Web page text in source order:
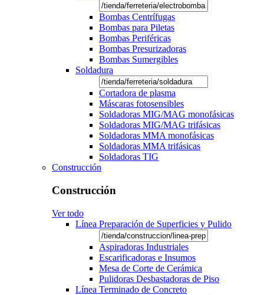
Bombas Centrífugas
Bombas para Piletas
Bombas Periféricas
Bombas Presurizadoras
Bombas Sumergibles
Soldadura
Cortadora de plasma
Máscaras fotosensibles
Soldadoras MIG/MAG monofásicas
Soldadoras MIG/MAG trifásicas
Soldadoras MMA monofásicas
Soldadoras MMA trifásicas
Soldadoras TIG
Construcción
Construcción
Ver todo
Línea Preparación de Superficies y Pulido
Aspiradoras Industriales
Escarificadoras e Insumos
Mesa de Corte de Cerámica
Pulidoras Desbastadoras de Piso
Línea Terminado de Concreto